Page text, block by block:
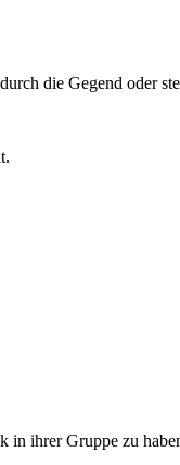
die Gegend oder
in ihrer Gruppe zu